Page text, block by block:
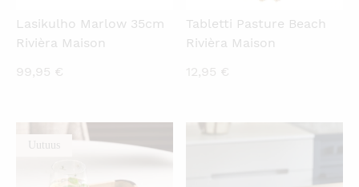
Lasikulho Marlow 35cm
Rivièra Maison
99,95 €
Tabletti Pasture Beach
Rivièra Maison
12,95 €
UutuusKATSO PIKANÄKYMÄ